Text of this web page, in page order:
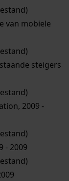
van mobiele
steigers
2009 -
- 2009